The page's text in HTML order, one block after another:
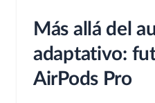
Más allá del
adaptativo:
AirPods Pro